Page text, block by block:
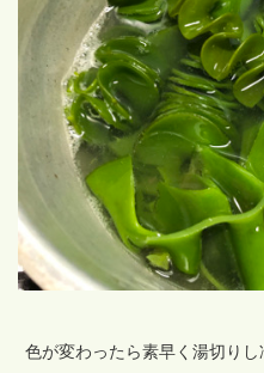
色が変わったら素早く湯切り